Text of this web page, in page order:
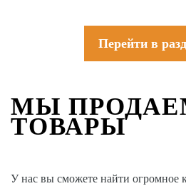
Перейти в
МЫ
ТОВАРЫ
У нас вы сможете найти огромное